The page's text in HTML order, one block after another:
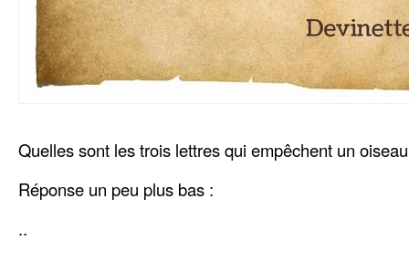
Quelles sont les trois lettres qui empêchent un
Réponse un peu plus bas :
..